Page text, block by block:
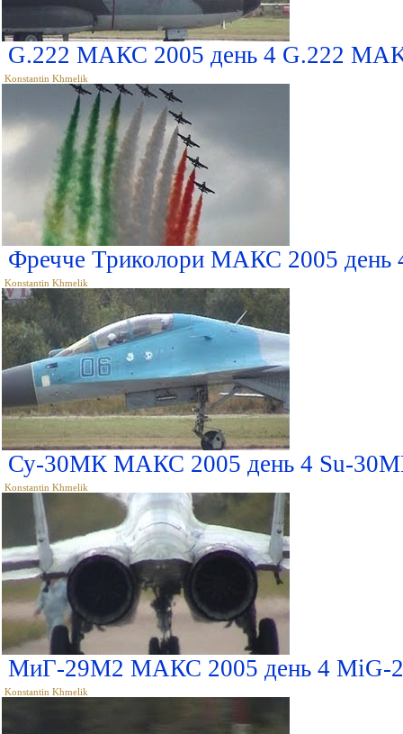
G.222 МАКС 2005 день 4 G.222
Konstantin Khmelik
Фречче Триколори МАКС 2005 день
Konstantin Khmelik
Су-30МК МАКС 2005 день 4 Su-
Konstantin Khmelik
МиГ-29М2 МАКС 2005 день 4 MiG-
Konstantin Khmelik